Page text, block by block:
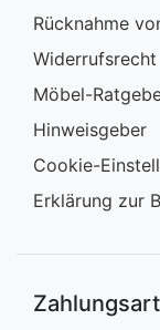
Rücknahme
Widerrufsrecht
Möbel-
Hinweisgeber
Cookie-
Erklärung zur